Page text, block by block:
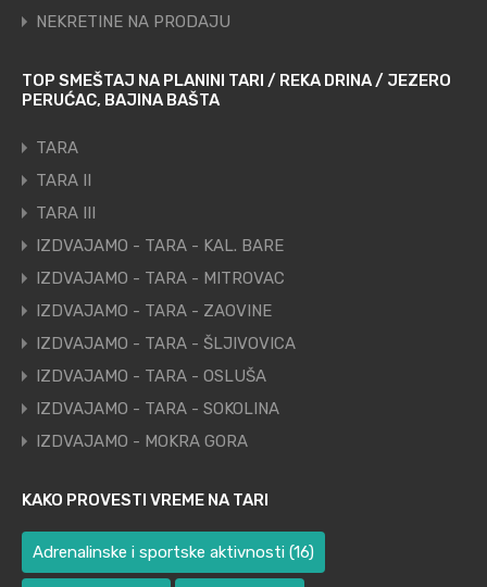
NEKRETINE NA PRODAJU
TOP SMEŠTAJ NA PLANINI TARI / REKA DRINA / JEZERO
PERUĆAC, BAJINA BAŠTA
TARA
TARA II
TARA III
IZDVAJAMO - TARA - KAL. BARE
IZDVAJAMO - TARA - MITROVAC
IZDVAJAMO - TARA - ZAOVINE
IZDVAJAMO - TARA - ŠLJIVOVICA
IZDVAJAMO - TARA - OSLUŠA
IZDVAJAMO - TARA - SOKOLINA
IZDVAJAMO - MOKRA GORA
KAKO PROVESTI VREME NA TARI
Adrenalinske i sportske aktivnosti (16)